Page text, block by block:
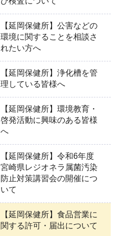
【延岡保健所】公害などの
環境に関することを相談さ
れたい方へ
【延岡保健所】浄化槽を管
理している皆様へ
【延岡保健所】環境教育・
啓発活動に興味のある皆様
へ
【延岡保健所】令和6年度
宮崎県レジオネラ属菌汚染
防止対策講習会の開催につ
いて
【延岡保健所】食品営業に
関する許可・届出について